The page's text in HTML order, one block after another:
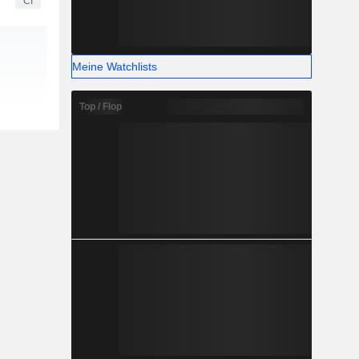
Meine Watchlists
Top / Flop